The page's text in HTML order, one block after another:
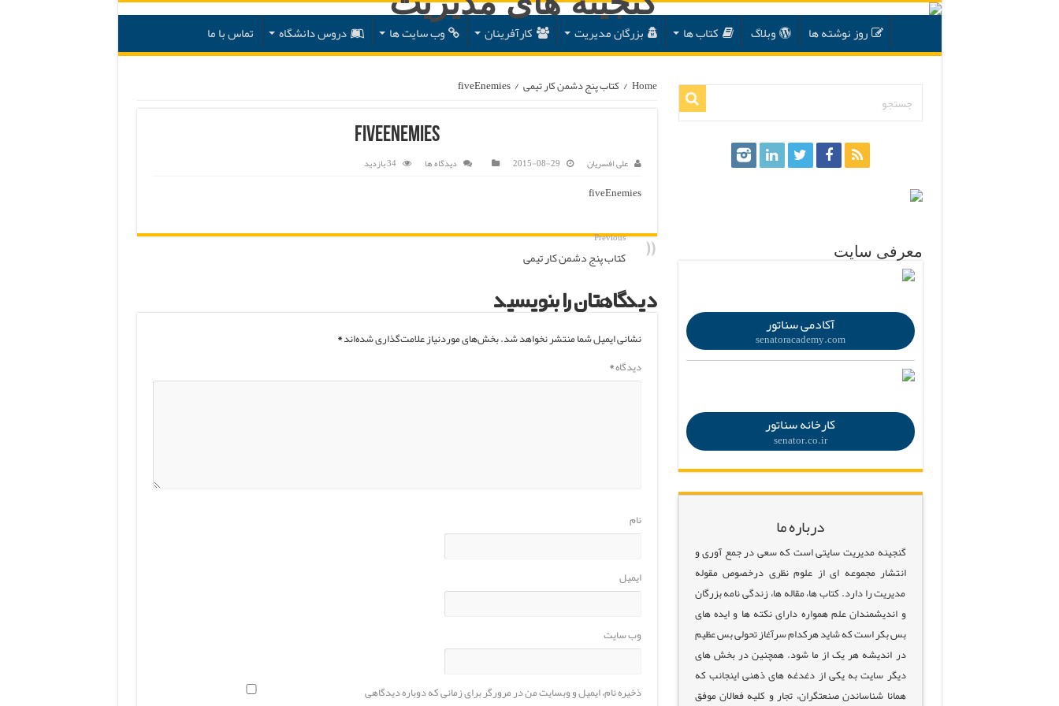
روز نوشته ها وبلاگ کتاب ها بزرگان مدیریت کارآفرینان وب سایت ها دروس دانشگاه تماس با ما
Home
/ کتاب پنج دشمن کار تیمی /
fiveEnemies
fiveEnemies
علی افسریان 2015-08-29 دیدگاه ها 34 بازدید
fiveEnemies
Previous
کتاب پنج دشمن کار تیمی
دیدگاهتان را بنویسید
نشانی ایمیل شما منتشر نخواهد شد.بخش‌های موردنیاز علامت‌گذاری شده‌اند*
دیدگاه*
نام
ایمیل
وب‌ سایت
ذخیره نام، ایمیل و وبسایت من در مرورگر برای زمانی که دوباره دیدگاهی
معرفی سایت
آکادمی سناتور
senatoracademy.com
کارخانه سناتور
senator.co.ir
درباره ما
گنجینه مدیریت سایتی است که سعی در جمع آوری و
انتشار مجموعه ای از علوم نظری درخصوص مقوله
مدیریت را دارد. کتاب ها، مقاله ها، زندگی نامه بزرگان
و اندیشمندان علم همواره دارای نکته ها و ایده های
بس بکر است که شاید هرکدام سرآغاز تحولی بس عظیم
در اندیشه هر یک از ما شود. همچنین در بخش های
دیگر سایت به یکی از دغدغه های ذهنی اینجانب که
همانا شناساندن صنعتگران، تجار و کلیه فعالان موفق